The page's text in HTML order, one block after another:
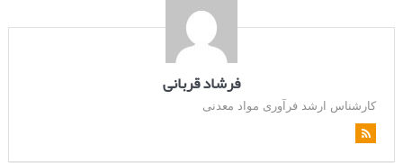
فرشاد قربانی
کارشناس ارشد فرآوری مواد معدنی